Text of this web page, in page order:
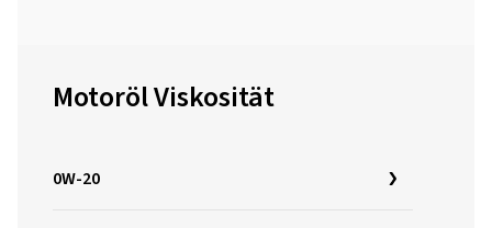
Motoröl Viskosität
0W-20